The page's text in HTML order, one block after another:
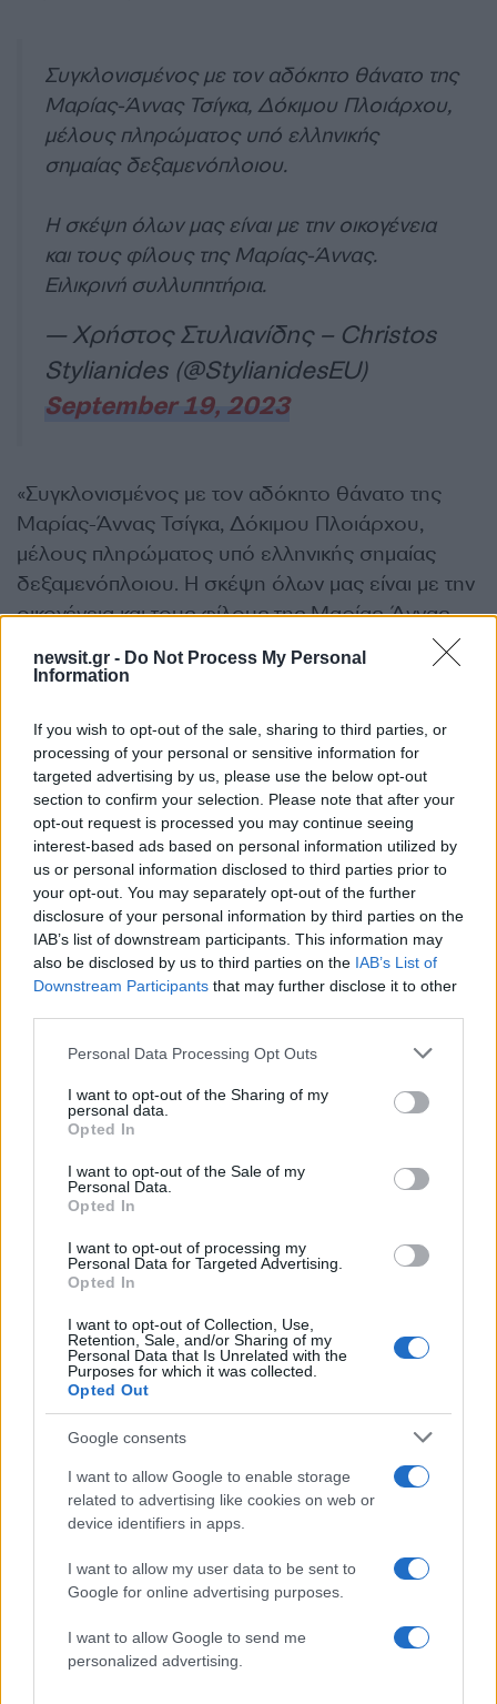
newsit.gr - Do Not Process My Personal
Information
If you wish to opt-out of the sale, sharing to third parties, or
processing of your personal or sensitive information for
targeted advertising by us, please use the below opt-out
section to confirm your selection. Please note that after your
opt-out request is processed you may continue seeing
interest-based ads based on personal information utilized by
us or personal information disclosed to third parties prior to
your opt-out. You may separately opt-out of the further
disclosure of your personal information by third parties on the
IAB’s list of downstream participants. This information may
also be disclosed by us to third parties on the IAB’s List of
Downstream Participants that may further disclose it to other
Please note that this website/app uses one or more Google
not limited to your visit or usage behaviour. You may click to
grant or deny consent to Google and its third-party tags to
use your data for below specified purposes in below Google
consent section.
Personal Data Processing Opt Outs
I want to opt-out of the Sharing of my
personal data.
Opted In
I want to opt-out of the Sale of my
Personal Data.
Opted In
I want to opt-out of processing my
Personal Data for Targeted Advertising.
Opted In
I want to opt-out of Collection, Use,
Retention, Sale, and/or Sharing of my
Personal Data that Is Unrelated with the
Purposes for which it was collected.
Opted Out
Google consents
I want to allow Google to enable storage
related to advertising like cookies on web or
device identifiers in apps.
I want to allow my user data to be sent to
Google for online advertising purposes.
I want to allow Google to send me
personalized advertising.
Συγκλονισμένος με τον αδόκητο θάνατο της
Μαρίας-Άννας Τσίγκα, Δόκιμου Πλοιάρχου,
μέλους πληρώματος υπό ελληνικής
σημαίας δεξαμενόπλοιου.
Η σκέψη όλων μας είναι με την οικογένεια
και τους φίλους της Μαρίας-Άννας.
Ειλικρινή συλλυπητήρια.
— Χρήστος Στυλιανίδης – Christos
Stylianides (@StylianidesEU)
September 19, 2023
«Συγκλονισμένος με τον αδόκητο θάνατο της
Μαρίας-Άννας Τσίγκα, Δόκιμου Πλοιάρχου,
μέλους πληρώματος υπό ελληνικής σημαίας
δεξαμενόπλοιου. Η σκέψη όλων μας είναι με την
οικογένεια και τους φίλους της Μαρίας-Άννας.
χαρακτηριστικά
Σχόλια
Σχολίασε εδώ
Αν τα χάσατε
Φωτιά στον Κουβαρά
για εκκένωση του Αγίου
Στυλιανού προς Καλύβια
αντιληφθεί το
ο Θανάσης Αυγερινός